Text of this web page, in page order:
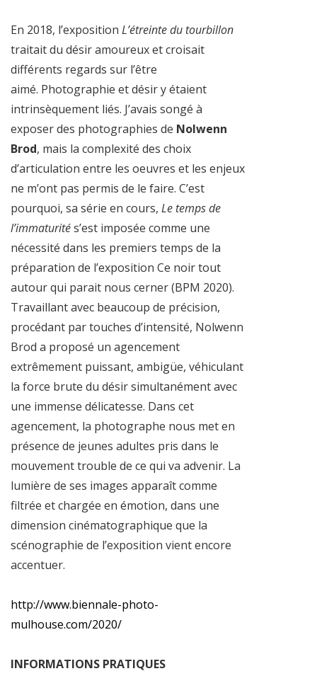
En 2018, l’exposition L’étreinte du tourbillon
traitait du désir amoureux et croisait
différents regards sur l’être
aimé. Photographie et désir y étaient
intrinsèquement liés. J’avais songé à
exposer des photographies de Nolwenn
Brod, mais la complexité des choix
d’articulation entre les oeuvres et les enjeux
ne m’ont pas permis de le faire. C’est
pourquoi, sa série en cours, Le temps de
l’immaturités’est imposée comme une
nécessité dans les premiers temps de la
préparation de l’exposition Ce noir tout
autour qui parait nous cerner (BPM 2020).
Travaillant avec beaucoup de précision,
procédant par touches d’intensité, Nolwenn
Brod a proposé un agencement
extrêmement puissant, ambigüe, véhiculant
la force brute du désir simultanément avec
une immense délicatesse. Dans cet
agencement, la photographe nous met en
présence de jeunes adultes pris dans le
mouvement trouble de ce qui va advenir. La
lumière de ses images apparaît comme
filtrée et chargée en émotion, dans une
dimension cinématographique que la
scénographie de l’exposition vient encore
accentuer.
http://www.biennale-photo-
mulhouse.com/2020/
INFORMATIONS PRATIQUES